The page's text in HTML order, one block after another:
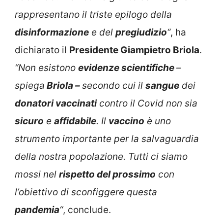
rappresentano il triste epilogo della
disinformazione e del pregiudizio“, ha
dichiarato il Presidente Giampietro Briola.
“Non esistono evidenze scientifiche–
spiega Briola –secondo cui il sangue dei
donatori vaccinaticontro il Covid non sia
sicuro e affidabile. Il vaccino è uno
strumento importante per la salvaguardia
della nostra popolazione. Tutti ci siamo
mossi nel rispetto del prossimo con
l’obiettivo di sconfiggere questa
pandemia“, conclude.